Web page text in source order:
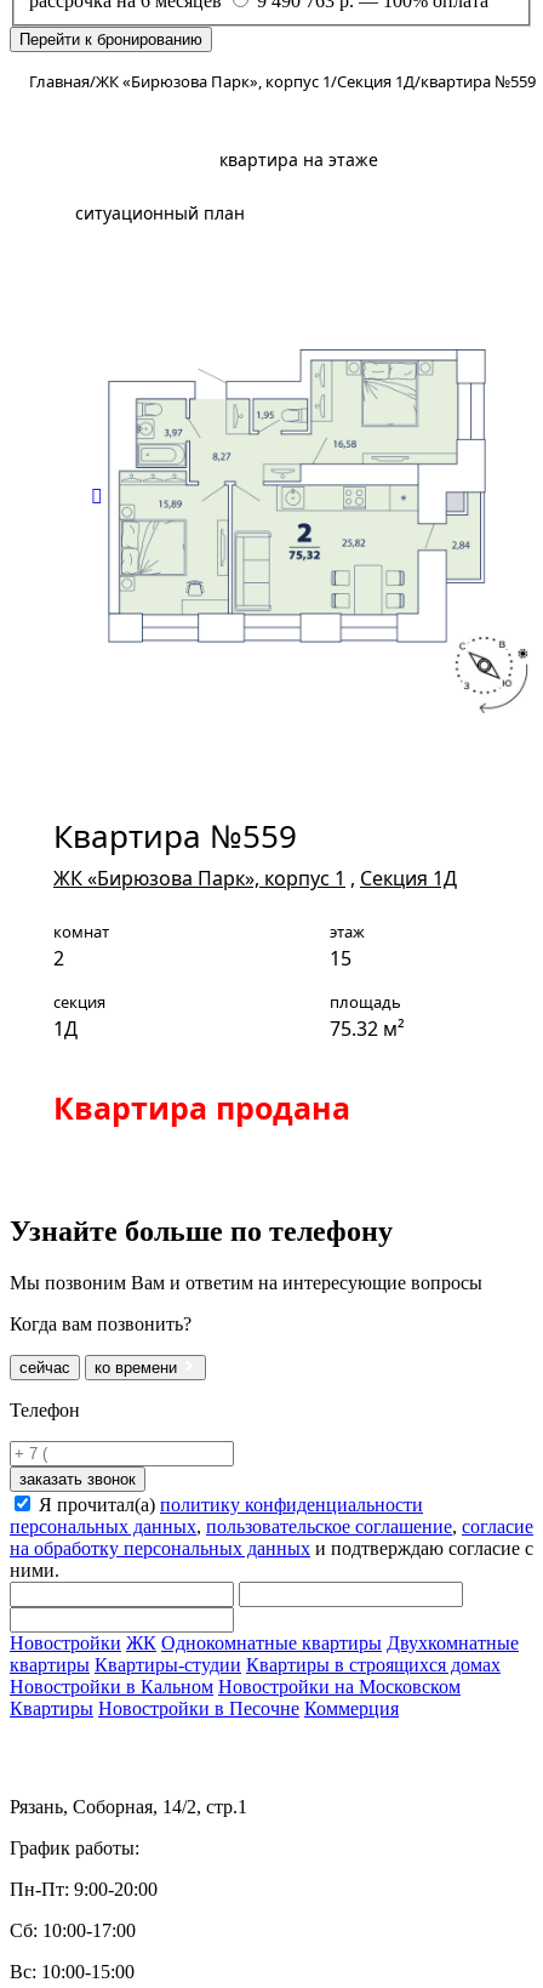
Перейти к бронированию
Главная/ЖК «Бирюзова Парк», корпус 1/Секция 1Д/квартира №559
квартира на этаже
ситуационный план
Квартира №559
ЖК «Бирюзова Парк», корпус 1 , Секция 1Д
комнат
2
этаж
15
секция
1Д
площадь
75.32 м²
Квартира продана
Узнайте больше по телефону
Мы позвоним Вам и ответим на интересующие вопросы
Когда вам позвонить?
сейчас ко времени
Телефон
заказать звонок
Я прочитал(а) политику конфиденциальности
персональных данных, пользовательское соглашение, согласие
на обработку персональных данных и подтверждаю согласие с
ними.
Новостройки ЖК Однокомнатные квартиры Двухкомнатные
квартиры Квартиры-студии Квартиры в строящихся домах
Новостройки в Кальном Новостройки на Московском
Квартиры Новостройки в Песочне Коммерция
Рязань, Соборная, 14/2, стр.1
График работы:
Пн-Пт: 9:00-20:00
Сб: 10:00-17:00
Вс: 10:00-15:00